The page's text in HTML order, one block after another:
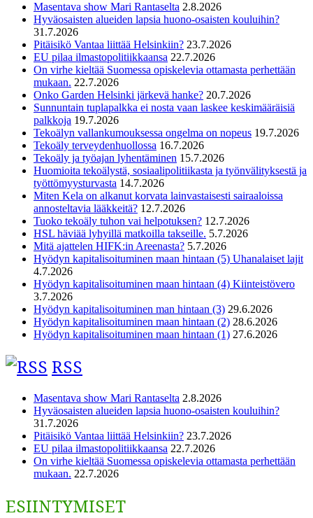
Masentava show Mari Rantaselta 2.8.2026
Hyväosaisten alueiden lapsia huono-osaisten kouluihin?
31.7.2026
Pitäisikö Vantaa liittää Helsinkiin? 23.7.2026
EU pilaa ilmastopolitiikkaansa 22.7.2026
On virhe kieltää Suomessa opiskelevia ottamasta perhettään
mukaan. 22.7.2026
Onko Garden Helsinki järkevä hanke? 20.7.2026
Sunnuntain tuplapalkka ei nosta vaan laskee keskimääräisiä
palkkoja 19.7.2026
Tekoälyn vallankumouksessa ongelma on nopeus 19.7.2026
Tekoäly terveydenhuollossa 16.7.2026
Tekoäly ja työajan lyhentäminen 15.7.2026
Huomioita tekoälystä, sosiaalipolitiikasta ja työnvälityksestä ja
työttömyysturvasta 14.7.2026
Miten Kela on alkanut korvata lainvastaisesti sairaaloissa
annosteltavia lääkkeitä? 12.7.2026
Tuoko tekoäly tuhon vai helpotuksen? 12.7.2026
HSL häviää lyhyillä matkoilla takseille. 5.7.2026
Mitä ajattelen HIFK:in Areenasta? 5.7.2026
Hyödyn kapitalisoituminen maan hintaan (5) Uhanalaiset lajit
4.7.2026
Hyödyn kapitalisoituminen maan hintaan (4) Kiinteistövero
3.7.2026
Hyödyn kapitalisoituminen man hintaan (3) 29.6.2026
Hyödyn kapitalisoituminen maan hintaan (2) 28.6.2026
Hyödyn kapitalisoituminen maan hintaan (1) 27.6.2026
RSS
Masentava show Mari Rantaselta 2.8.2026
Hyväosaisten alueiden lapsia huono-osaisten kouluihin?
31.7.2026
Pitäisikö Vantaa liittää Helsinkiin? 23.7.2026
EU pilaa ilmastopolitiikkaansa 22.7.2026
On virhe kieltää Suomessa opiskelevia ottamasta perhettään
mukaan. 22.7.2026
ESIINTYMISET